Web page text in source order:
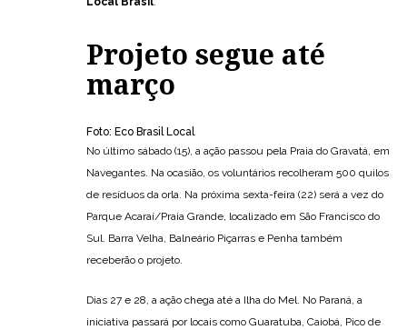
Projeto segue até
março
Foto: Eco Brasil Local
No último sábado (15), a ação passou pela Praia do Gravatá, em
Navegantes. Na ocasião, os voluntários recolheram 500 quilos
de resíduos da orla. Na próxima sexta-feira (22) será a vez do
Parque Acaraí/Praia Grande, localizado em São Francisco do
Sul. Barra Velha, Balneário Piçarras e Penha também
receberão o projeto.
Dias 27 e 28, a ação chega até a Ilha do Mel. No Paraná, a
iniciativa passará por locais como Guaratuba, Caiobá, Pico de